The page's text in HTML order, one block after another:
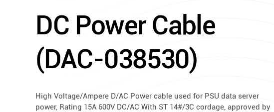
DC Power Cable
(DAC-038530)
High Voltage/Ampere D/AC Power cable used for PSU data server
power, Rating 15A 600V DC/AC With ST 14#/3C cordage, approved by